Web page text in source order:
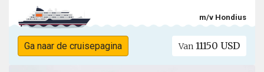
m/v Hondius
Ga naar de cruisepagina Van 11150 USD